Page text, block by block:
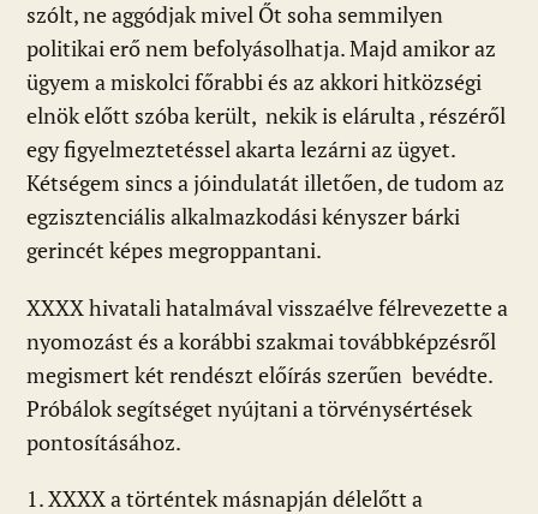
szólt, ne aggódjak mivel Őt soha semmilyen
politikai erő nem befolyásolhatja. Majd amikor az
ügyem a miskolci főrabbi és az akkori hitközségi
elnök előtt szóba került, nekik is elárulta , részéről
egy figyelmeztetéssel akarta lezárni az ügyet.
Kétségem sincs a jóindulatát illetően, de tudom az
egzisztenciális alkalmazkodási kényszer bárki
gerincét képes megroppantani.
XXXX hivatali hatalmával visszaélve félrevezette a
nyomozást és a korábbi szakmai továbbképzésről
megismert két rendészt előírás szerűen bevédte.
Próbálok segítséget nyújtani a törvénysértések
pontosításához.
1. XXXX a történtek másnapján délelőtt a